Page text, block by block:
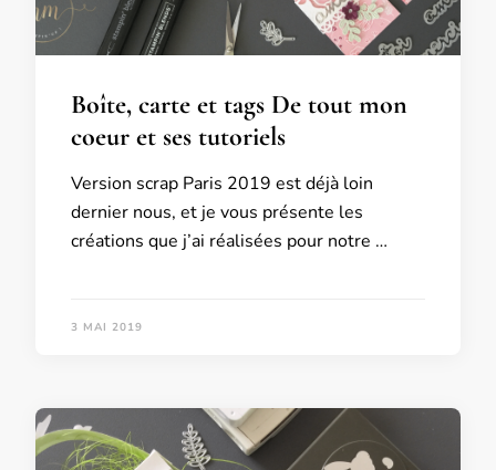
Boîte, carte et tags De tout mon
coeur et ses tutoriels
Version scrap Paris 2019 est déjà loin
dernier nous, et je vous présente les
créations que j’ai réalisées pour notre …
3 MAI 2019